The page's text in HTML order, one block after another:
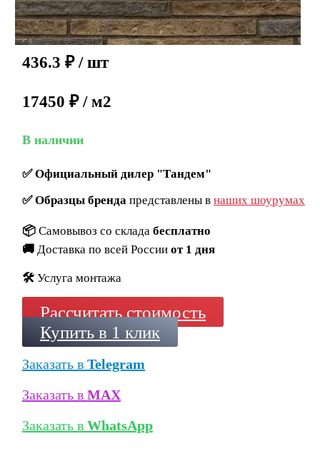
436.3 ₽ / шт
17450 ₽ / м2
В наличии
✅Официальный дилер "Тандем"
✅Образцы брендапредставлены в наших шоурумах
📦 Самовывоз со склада бесплатно
🚚 Доставка по всей России от 1 дня
🛠️ Услуга монтажа
Рассчитать стоимость
Купить в 1 клик
Заказать в Telegram
Заказать в MAX
Заказать в WhatsApp